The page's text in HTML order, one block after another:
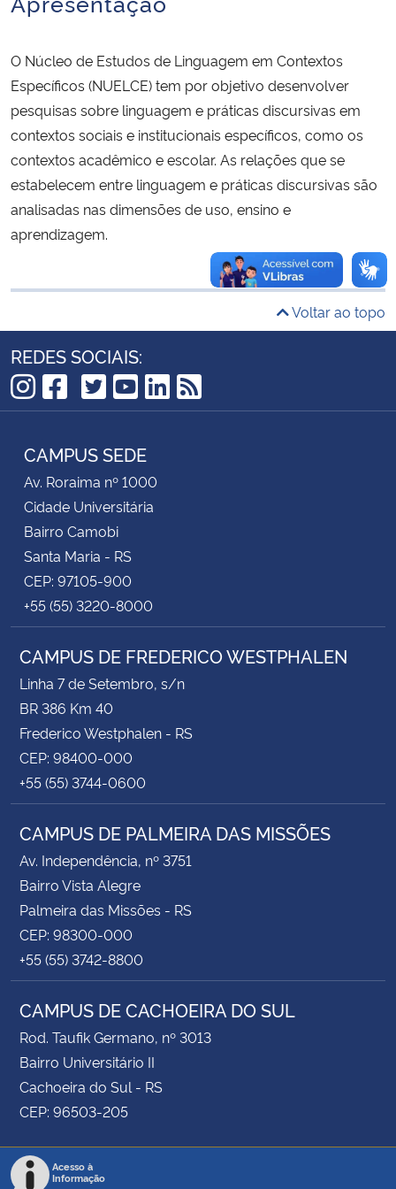
Secretaria de Governo
Gabinete de Segurança Institucional
Advocacia-Geral da União
Banco Central do Brasil
O Núcleo de Estudos de Linguagem em Contextos
Específicos (NUELCE) tem por objetivo desenvolver
pesquisas sobre linguagem e práticas discursivas em
contextos sociais e institucionais específicos, como os
contextos acadêmico e escolar. As relações que se
estabelecem entre linguagem e práticas discursivas são
analisadas nas dimensões de uso, ensino e
aprendizagem.
Voltar ao topo
REDES SOCIAIS:
Instagram
Facebook
TikTok
Twitter
YouTube
LinkedIn
RSS
CAMPUS SEDE
Av. Roraima nº 1000
Cidade Universitária
Bairro Camobi
Santa Maria - RS
CEP: 97105-900
+55 (55) 3220-8000
CAMPUS DE FREDERICO WESTPHALEN
Linha 7 de Setembro, s/n
BR 386 Km 40
Frederico Westphalen - RS
CEP: 98400-000
+55 (55) 3744-0600
CAMPUS DE PALMEIRA DAS MISSÕES
Av. Independência, nº 3751
Bairro Vista Alegre
Palmeira das Missões - RS
CEP: 98300-000
+55 (55) 3742-8800
CAMPUS DE CACHOEIRA DO SUL
Rod. Taufik Germano, nº 3013
Bairro Universitário II
Cachoeira do Sul - RS
CEP: 96503-205
Acesso à
Informação